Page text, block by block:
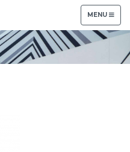
TOGGLE
NAVIGATION
MENU